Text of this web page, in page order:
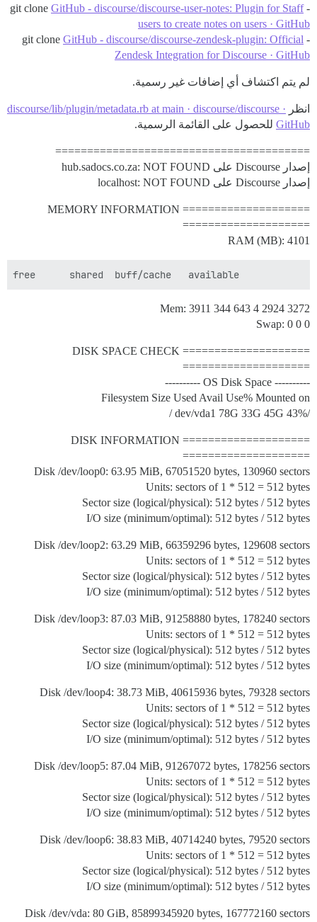
- git clone
GitHub - discourse/discourse-user-notes: Plugin for Staff
users to create notes on users · GitHub
- git clone
GitHub - discourse/discourse-zendesk-plugin: Official
Zendesk Integration for Discourse · GitHub
لم يتم اكتشاف أي إضافات غير رسمية.
انظر discourse/lib/plugin/metadata.rb at main · discourse/discourse ·
GitHub للحصول على القائمة الرسمية.
========================================
إصدار Discourse على hub.sadocs.co.za: NOT FOUND
إصدار Discourse على localhost: NOT FOUND
==================== MEMORY INFORMATION
====================
RAM (MB): 4101
Mem: 3911 344 643 4 2924 3272
Swap: 0 0 0
==================== DISK SPACE CHECK
====================
---------- OS Disk Space ----------
Filesystem Size Used Avail Use% Mounted on
/dev/vda1 78G 33G 45G 43% /
==================== DISK INFORMATION
====================
Disk /dev/loop0: 63.95 MiB, 67051520 bytes, 130960 sectors
Units: sectors of 1 * 512 = 512 bytes
Sector size (logical/physical): 512 bytes / 512 bytes
I/O size (minimum/optimal): 512 bytes / 512 bytes
Disk /dev/loop2: 63.29 MiB, 66359296 bytes, 129608 sectors
Units: sectors of 1 * 512 = 512 bytes
Sector size (logical/physical): 512 bytes / 512 bytes
I/O size (minimum/optimal): 512 bytes / 512 bytes
Disk /dev/loop3: 87.03 MiB, 91258880 bytes, 178240 sectors
Units: sectors of 1 * 512 = 512 bytes
Sector size (logical/physical): 512 bytes / 512 bytes
I/O size (minimum/optimal): 512 bytes / 512 bytes
Disk /dev/loop4: 38.73 MiB, 40615936 bytes, 79328 sectors
Units: sectors of 1 * 512 = 512 bytes
Sector size (logical/physical): 512 bytes / 512 bytes
I/O size (minimum/optimal): 512 bytes / 512 bytes
Disk /dev/loop5: 87.04 MiB, 91267072 bytes, 178256 sectors
Units: sectors of 1 * 512 = 512 bytes
Sector size (logical/physical): 512 bytes / 512 bytes
I/O size (minimum/optimal): 512 bytes / 512 bytes
Disk /dev/loop6: 38.83 MiB, 40714240 bytes, 79520 sectors
Units: sectors of 1 * 512 = 512 bytes
Sector size (logical/physical): 512 bytes / 512 bytes
I/O size (minimum/optimal): 512 bytes / 512 bytes
Disk /dev/vda: 80 GiB, 85899345920 bytes, 167772160 sectors